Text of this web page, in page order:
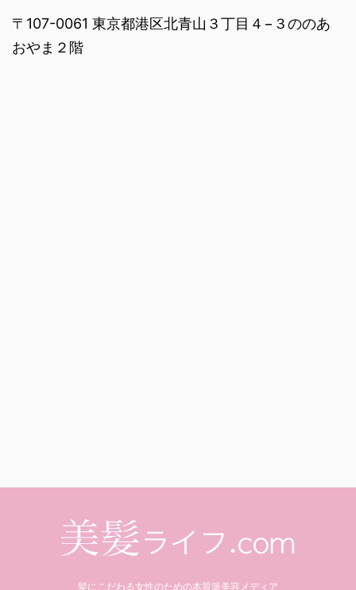
〒107-0061 東京都港区北青山３丁目４−３ののあ
おやま２階
髪にこだわる女性のための本質派美容メディア